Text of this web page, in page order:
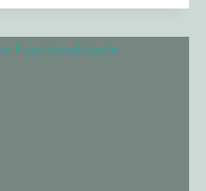
DO
OVERTRAINING